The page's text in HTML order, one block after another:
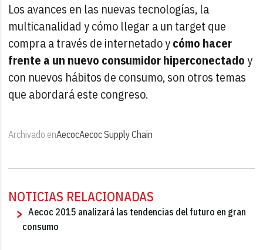
Los avances en las nuevas tecnologías, la
multicanalidad y cómo llegar a un target que
compra a través de internetado ycómo hacer
frente a un nuevo consumidor hiperconectadoy
con nuevos hábitos de consumo, son otros temas
que abordará este congreso.
Archivado enAecocAecoc Supply Chain
NOTICIAS RELACIONADAS
Aecoc 2015 analizará las tendencias del futuro en gran
consumo